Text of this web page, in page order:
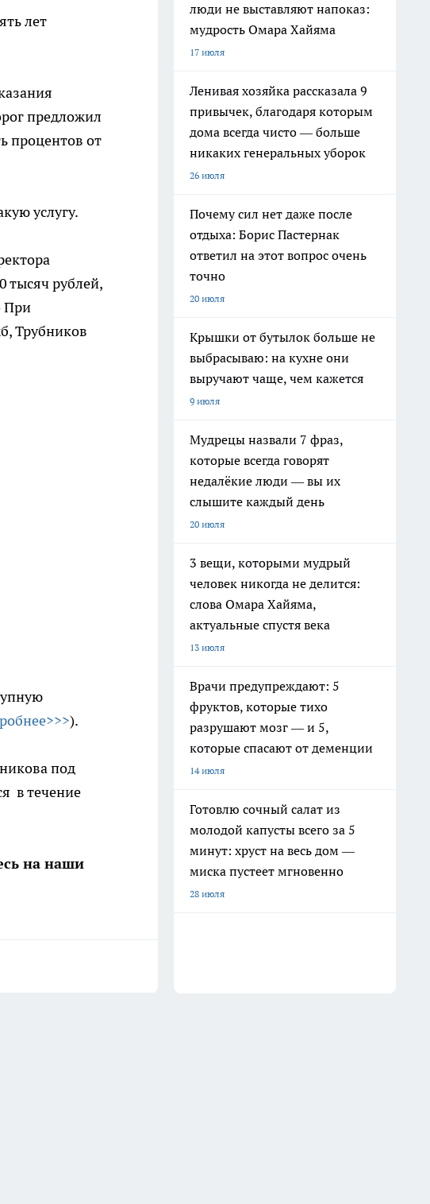
лет
предложил
процентов от
услугу.
тысяч рублей,
При
Трубников
).
под
в течение
на наши
люди не выставляют напоказ:
мудрость Омара Хайяма
17 июля
Ленивая хозяйка рассказала 9
привычек, благодаря которым
дома всегда чисто — больше
никаких генеральных уборок
26 июля
Почему сил нет даже после
отдыха: Борис Пастернак
ответил на этот вопрос очень
точно
20 июля
Крышки от бутылок больше не
выбрасываю: на кухне они
выручают чаще, чем кажется
9 июля
Мудрецы назвали 7 фраз,
которые всегда говорят
недалёкие люди — вы их
слышите каждый день
20 июля
3 вещи, которыми мудрый
человек никогда не делится:
слова Омара Хайяма,
актуальные спустя века
13 июля
Врачи предупреждают: 5
фруктов, которые тихо
разрушают мозг — и 5,
которые спасают от деменции
14 июля
Готовлю сочный салат из
молодой капусты всего за 5
минут: хруст на весь дом —
миска пустеет мгновенно
28 июля